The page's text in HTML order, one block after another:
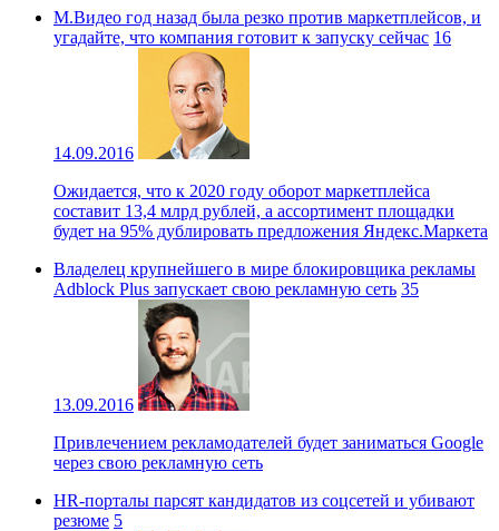
М.Видео год назад была резко против маркетплейсов, и
угадайте, что компания готовит к запуску сейчас 16
14.09.2016
Ожидается, что к 2020 году оборот маркетплейса
составит 13,4 млрд рублей, а ассортимент площадки
будет на 95% дублировать предложения Яндекс.Маркета
Владелец крупнейшего в мире блокировщика рекламы
Adblock Plus запускает свою рекламную сеть 35
13.09.2016
Привлечением рекламодателей будет заниматься Google
через свою рекламную сеть
HR-порталы парсят кандидатов из соцсетей и убивают
резюме 5